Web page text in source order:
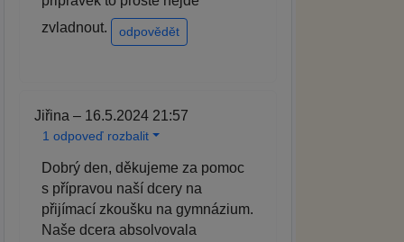
zvladnout.
odpovědět
Jiřina – 16.5.2024 21:57
1 odpoveď rozbalit
Dobrý den, děkujeme za pomoc
s přípravou naší dcery na
přijímací zkoušku na gymnázium.
Naše dcera absolvovala